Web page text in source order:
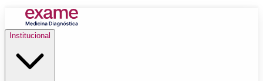
Institucional